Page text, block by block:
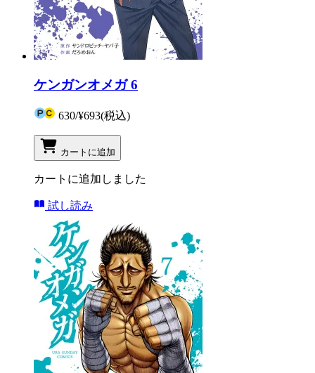
ケンガンオメガ 6
630/¥693(税込)
カートに追加
カートに追加しました
試し読み